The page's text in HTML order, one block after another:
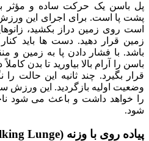
پل باسن یک حرکت ساده و مؤثر
پشت پا است. برای اجرای این
است روی زمین دراز بکشید،
زمین قرار دهید. دست ها باید
باشد. با فشار دادن پا به زمین و
باسن را آرام بالا بیاورید تا بدن
قرار بگیرد. چند ثانیه این حالت
وضعیت اولیه بازگردید. این ورزش
را خواهد داشت و باعث می شود
شود.
پیاده روی با وزنه (Walking Lunge)